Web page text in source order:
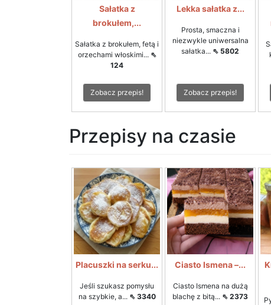
Sałatka z
brokułem,...
Sałatka z brokułem, fetą i
orzechami włoskimi... ⇖
124
Zobacz przepis!
Lekka sałatka z...
Prosta, smaczna i
niezwykle uniwersalna
sałatka... ⇖ 5802
Zobacz przepis!
Przepisy na czasie
Placuszki na serku...
Jeśli szukasz pomysłu
na szybkie, a... ⇖ 3340
Ciasto Ismena –...
Ciasto Ismena na dużą
blachę z bitą... ⇖ 2373